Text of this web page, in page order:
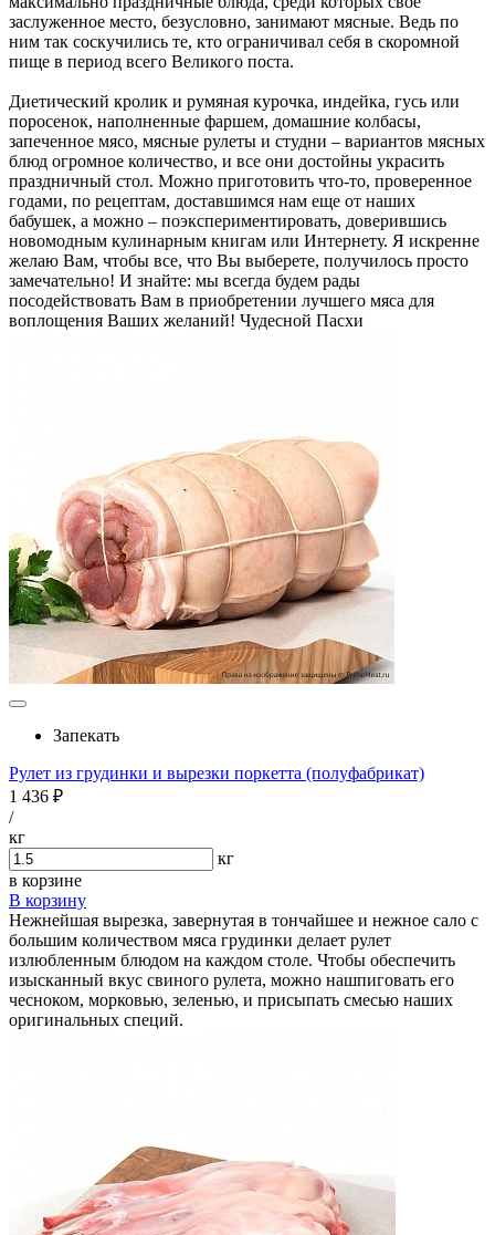
заслуженное место, безусловно, занимают мясные. Ведь по
ним так соскучились те, кто ограничивал себя в скоромной
пище в период всего Великого поста.
Диетический кролик и румяная курочка, индейка, гусь или
поросенок, наполненные фаршем, домашние колбасы,
запеченное мясо, мясные рулеты и студни – вариантов мясных
блюд огромное количество, и все они достойны украсить
праздничный стол. Можно приготовить что-то, проверенное
годами, по рецептам, доставшимся нам еще от наших
бабушек, а можно – поэкспериментировать, доверившись
новомодным кулинарным книгам или Интернету. Я искренне
желаю Вам, чтобы все, что Вы выберете, получилось просто
замечательно! И знайте: мы всегда будем рады
посодействовать Вам в приобретении лучшего мяса для
воплощения Ваших желаний! Чудесной Пасхи
Запекать
Рулет из грудинки и вырезки поркетта (полуфабрикат)
1 436 ₽
/
кг
кг
в корзине
В корзину
Нежнейшая вырезка, завернутая в тончайшее и нежное сало с
большим количеством мяса грудинки делает рулет
излюбленным блюдом на каждом столе. Чтобы обеспечить
изысканный вкус свиного рулета, можно нашпиговать его
чесноком, морковью, зеленью, и присыпать смесью наших
оригинальных специй.